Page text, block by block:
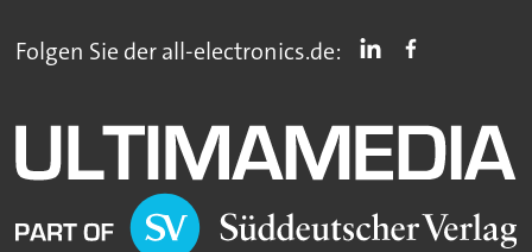
Folgen Sie der all-electronics.de: